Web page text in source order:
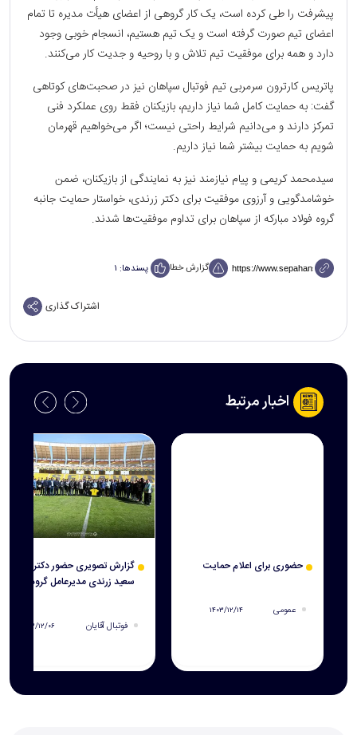
پیشرفت را طی کرده است، یک کار گروهی از اعضای هیأت مدیره تا تمام
اعضای تیم صورت گرفته است و یک تیم هستیم، انسجام خوبی وجود
دارد و همه برای موفقیت تیم تلاش و با روحیه و جدیت کار می‌کنند.
پاتریس کارترون سرمربی تیم فوتبال سپاهان نیز در صحبت‌های کوتاهی
گفت: به حمایت کامل شما نیاز داریم، بازیکنان فقط روی عملکرد فنی
تمرکز دارند و می‌دانیم شرایط راحتی نیست؛ اگر می‌خواهیم قهرمان
شویم به حمایت بیشتر شما نیاز داریم.
سیدمحمد کریمی و پیام نیازمند نیز به نمایندگی از بازیکنان، ضمن
خوشامدگویی و آرزوی موفقیت برای دکتر زرندی، خواستار حمایت جانبه
گروه فولاد مبارکه از سپاهان برای تداوم موفقیت‌ها شدند.
گزارش خطا پسندها: ۱
اشتراک گذاری
اخبار مرتبط
حضوری برای اعلام حمایت
عمومی ۱۴۰۳/۱۲/۱۴
گزارش تصویری حضور دکتر
سعید زرندی مدیرعامل گروه
سپاهان
فوتبال آقایان ۱۴۰۳/۱۲/۰۶